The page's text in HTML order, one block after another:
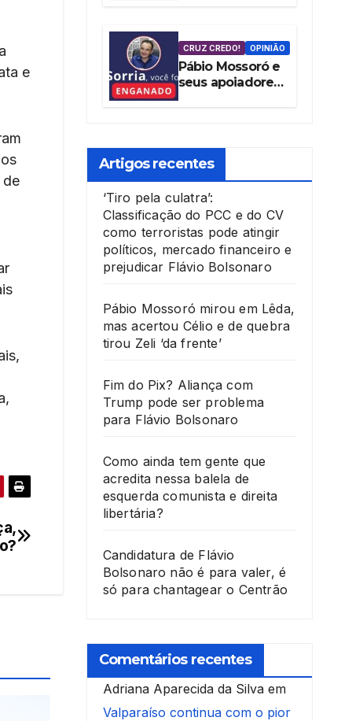
e
de
blindar Mossoró
contra as
denúncias da
vereadora
Cláudia Aguiar
CRUZ CREDO! OPINIÃO
Pábio Mossoró e
seus apoiadores
mentem ao
‘Pacote de
Maldades’
Artigos recentes
‘Tiro pela culatra’:
Classificação do PCC e do CV
como terroristas pode atingir
políticos, mercado financeiro e
prejudicar Flávio Bolsonaro
Pábio Mossoró mirou em Lêda,
mas acertou Célio e de quebra
tirou Zeli ‘da frente’
Fim do Pix? Aliança com
Trump pode ser problema
para Flávio Bolsonaro
Como ainda tem gente que
acredita nessa balela de
esquerda comunista e direita
libertária?
Candidatura de Flávio
Bolsonaro não é para valer, é
só para chantagear o Centrão
Comentários recentes
Adriana Aparecida da Silvaem
Valparaíso continua com o pior